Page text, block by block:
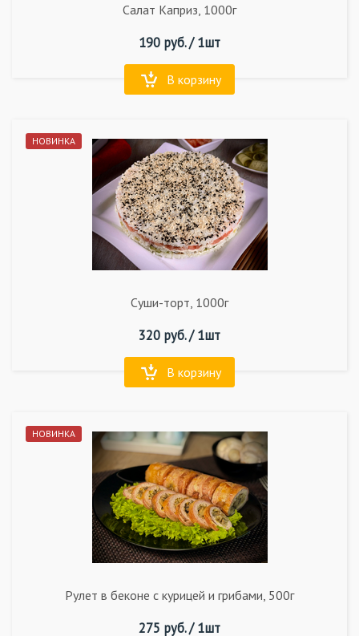
Салат Каприз, 1000г
190 руб. /1шт
В корзину
НОВИНКА
Суши-торт, 1000г
320 руб. /1шт
В корзину
НОВИНКА
Рулет в беконе с курицей и грибами, 500г
275 руб. /1шт